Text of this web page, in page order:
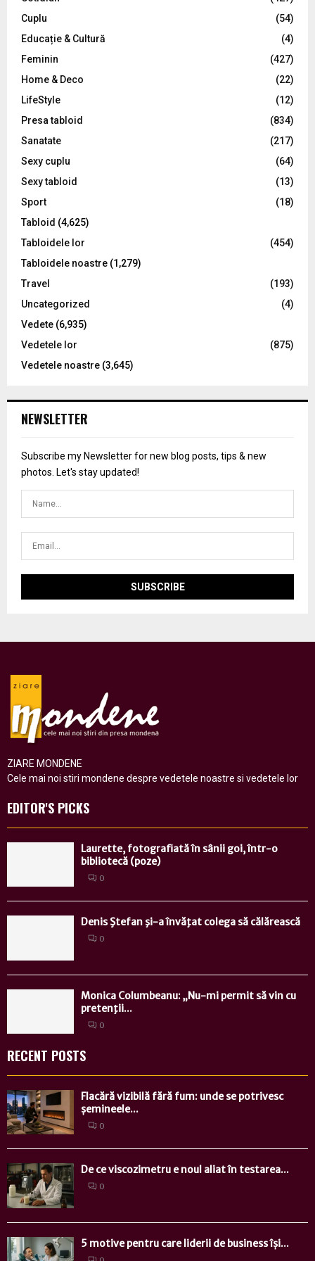
:
C
Cuplu
(54)
Educație & Cultură
(4)
Feminin
(427)
Home & Deco
(22)
LifeStyle
(12)
Presa tabloid
(834)
Sanatate
(217)
Sexy cuplu
(64)
Sexy tabloid
(13)
Sport
(18)
Tabloid (4,625)
Tabloidele lor
(454)
Tabloidele noastre (1,279)
Travel
(193)
Uncategorized
(4)
Vedete (6,935)
Vedetele lor
(875)
Vedetele noastre (3,645)
NEWSLETTER
Subscribe my Newsletter for new blog posts, tips & new
photos. Let's stay updated!
ZIARE MONDENE
Cele mai noi stiri mondene despre vedetele noastre si vedetele lor
EDITOR'S PICKS
Laurette, fotografiată în sânii goi, într-o
bibliotecă (poze)
0
Denis Ştefan şi-a învăţat colega să călărească
0
Monica Columbeanu: „Nu-mi permit să vin cu
pretenţii...
0
RECENT POSTS
Flacără vizibilă fără fum: unde se potrivesc
șemineele...
0
De ce viscozimetru e noul aliat în testarea...
0
5 motive pentru care liderii de business își...